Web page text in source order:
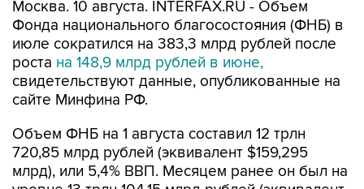
июле сократился на 383,3 млрд рублей после
ростана 148,9 млрд рублей в июне,
свидетельствуют данные, опубликованные на
сайте Минфина РФ.
Объем ФНБ на 1 августа составил 12 трлн
млрд), или 5,4% ВВП. Месяцем ранее он был на
уровне 13 трлн 104,15 млрд рублей (эквивалент
$168,53 млрд), или 5,6% ВВП.